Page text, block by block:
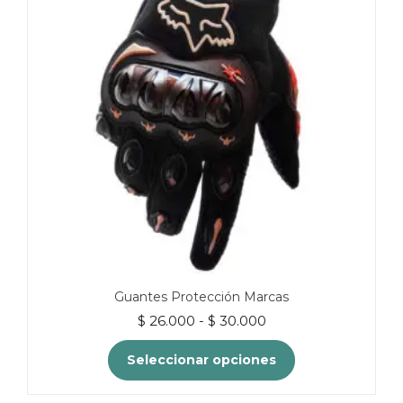
Guantes Protección Marcas
$ 26.000 - $ 30.000Rango
de
precios:
desde
Seleccionar opciones